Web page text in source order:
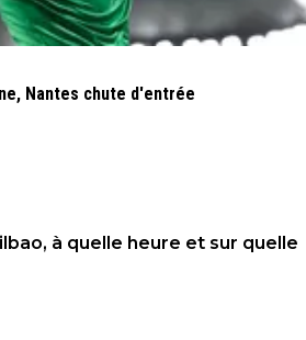
Nantes chute d'entrée
à quelle heure et sur quelle